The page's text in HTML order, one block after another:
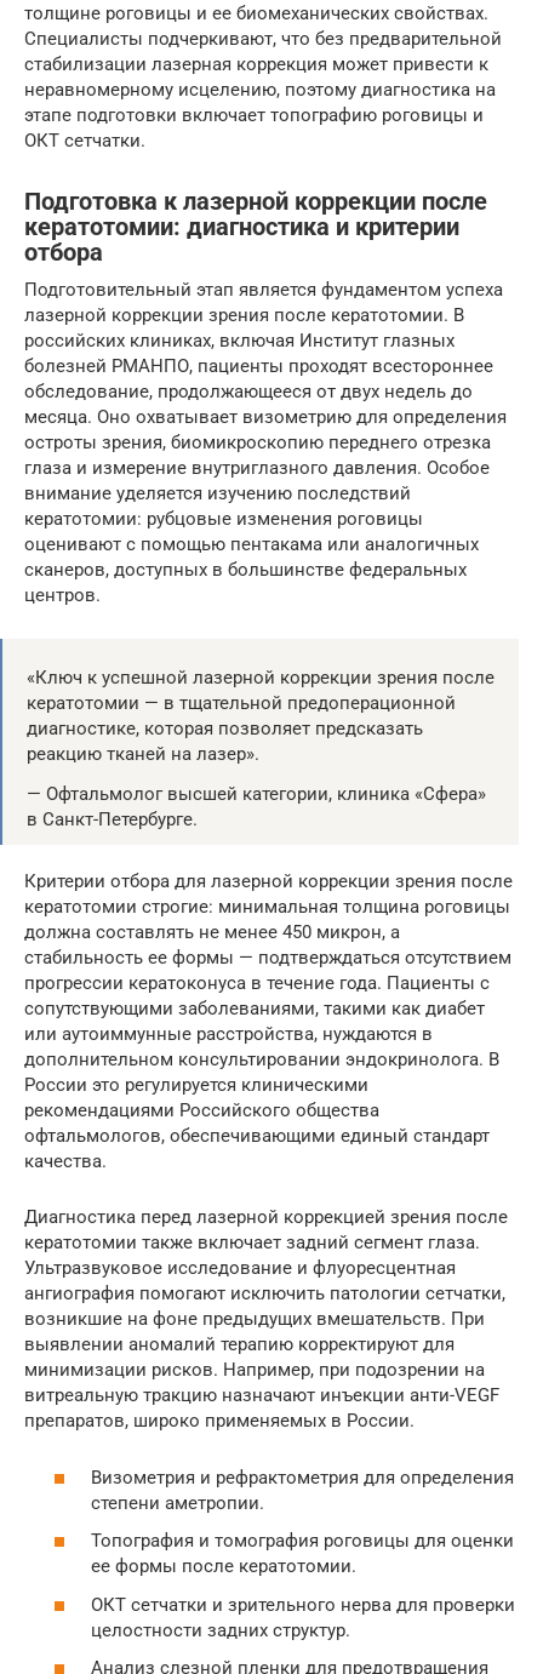
толщине роговицы и ее биомеханических свойствах.
Специалисты подчеркивают, что без предварительной
стабилизации лазерная коррекция может привести к
неравномерному исцелению, поэтому диагностика на
этапе подготовки включает топографию роговицы и
ОКТ сетчатки.
Подготовка к лазерной коррекции после
кератотомии: диагностика и критерии
отбора
Подготовительный этап является фундаментом успеха
лазерной коррекции зрения после кератотомии. В
российских клиниках, включая Институт глазных
болезней РМАНПО, пациенты проходят всестороннее
обследование, продолжающееся от двух недель до
месяца. Оно охватывает визометрию для определения
остроты зрения, биомикроскопию переднего отрезка
глаза и измерение внутриглазного давления. Особое
внимание уделяется изучению последствий
кератотомии: рубцовые изменения роговицы
оценивают с помощью пентакама или аналогичных
сканеров, доступных в большинстве федеральных
центров.
«Ключ к успешной лазерной коррекции зрения после
кератотомии — в тщательной предоперационной
диагностике, которая позволяет предсказать
реакцию тканей на лазер».
— Офтальмолог высшей категории, клиника «Сфера»
в Санкт-Петербурге.
Критерии отбора для лазерной коррекции зрения после
кератотомии строгие: минимальная толщина роговицы
должна составлять не менее 450 микрон, а
стабильность ее формы — подтверждаться отсутствием
прогрессии кератоконуса в течение года. Пациенты с
сопутствующими заболеваниями, такими как диабет
или аутоиммунные расстройства, нуждаются в
дополнительном консультировании эндокринолога. В
России это регулируется клиническими
рекомендациями Российского общества
офтальмологов, обеспечивающими единый стандарт
качества.
Диагностика перед лазерной коррекцией зрения после
кератотомии также включает задний сегмент глаза.
Ультразвуковое исследование и флуоресцентная
ангиография помогают исключить патологии сетчатки,
возникшие на фоне предыдущих вмешательств. При
выявлении аномалий терапию корректируют для
минимизации рисков. Например, при подозрении на
витреальную тракцию назначают инъекции анти-VEGF
препаратов, широко применяемых в России.
Визометрия и рефрактометрия для определения
степени аметропии.
Топография и томография роговицы для оценки
ее формы после кератотомии.
ОКТ сетчатки и зрительного нерва для проверки
целостности задних структур.
Анализ слезной пленки для предотвращения